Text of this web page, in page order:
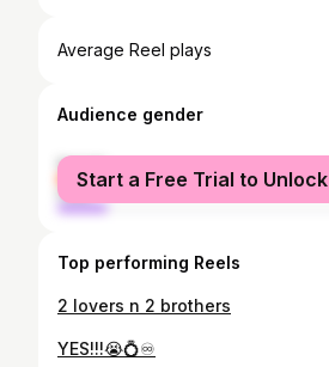
Average Reel plays
Audience gender
female
male
Start a Free Trial to Unlock
Top performing Reels
2 lovers n 2 brothers
YES!!!😭💍♾️